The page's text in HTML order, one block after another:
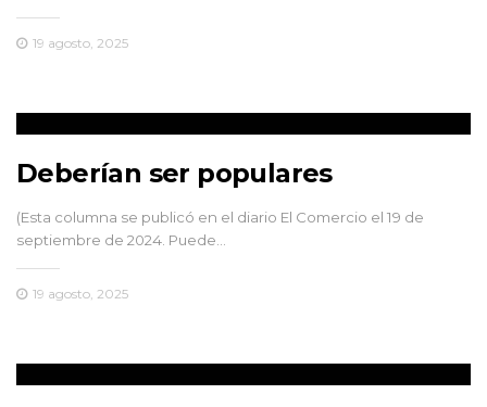
19 agosto, 2025
Deberían ser populares
(Esta columna se publicó en el diario El Comercio el 19 de
septiembre de 2024. Puede…
19 agosto, 2025